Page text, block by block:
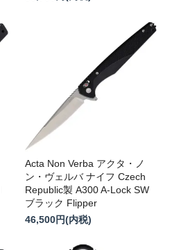
Acta Non Verba アクタ・ノ
ン・ヴェルバ ナイフ Czech
Republic製 A300 A-Lock SW
ブラック Flipper
46,500円(内税)